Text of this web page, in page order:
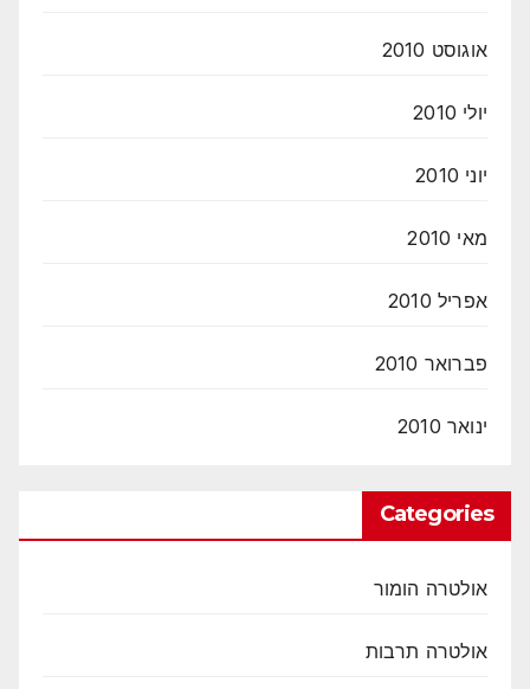
אוגוסט 2010
יולי 2010
יוני 2010
מאי 2010
אפריל 2010
פברואר 2010
ינואר 2010
Categories
אולטרה הומור
אולטרה תרבות